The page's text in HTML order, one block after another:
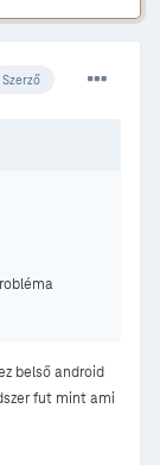
Szerző
belső android
fut mint ami